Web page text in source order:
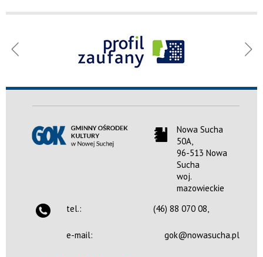
Menu
Gminny
w Nowej
Suchej
Nowa Sucha 50A,
email:
10:00 —
Nowa Sucha
50A,
96-513 Nowa
Sucha
woj.
mazowieckie
tel.:
(46) 88 070 08,
e-mail: gok@nowasucha.pl